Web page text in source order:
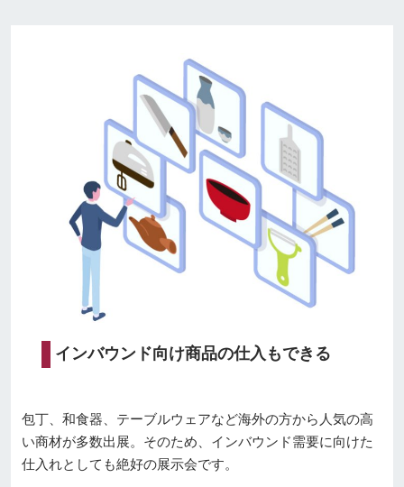
インバウンド向け商品の仕入もできる
包丁、和食器、テーブルウェアなど海外の方から人気の高
い商材が多数出展。そのため、インバウンド需要に向けた
仕入れとしても絶好の展示会です。